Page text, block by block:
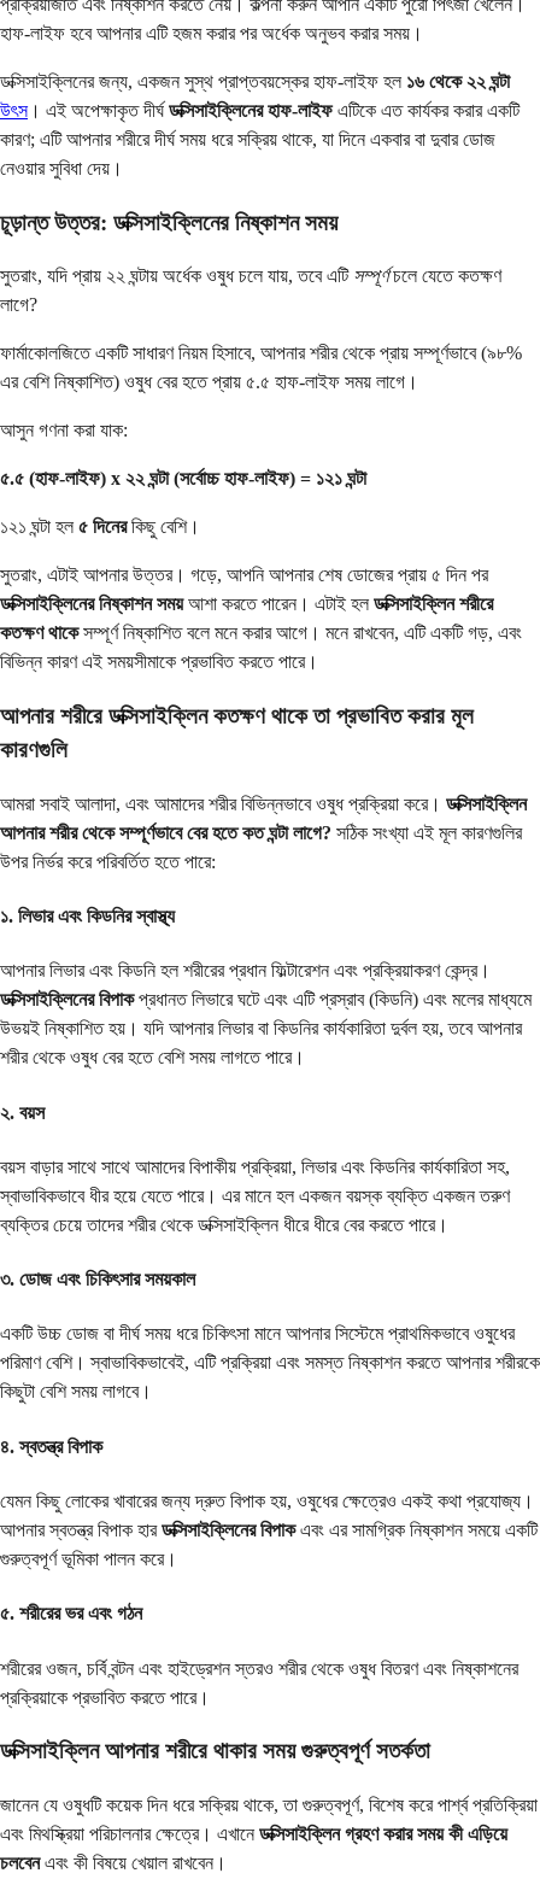
প্রক্রিয়াজাত এবং নিষ্কাশন করতে নেয়। কল্পনা করুন আপনি একটি পুরো পিৎজা খেলেন।
হাফ-লাইফ হবে আপনার এটি হজম করার পর অর্ধেক অনুভব করার সময়।
ডক্সিসাইক্লিনের জন্য, একজন সুস্থ প্রাপ্তবয়স্কের হাফ-লাইফ হল ১৬ থেকে ২২ ঘন্টা
উৎস। এই অপেক্ষাকৃত দীর্ঘ ডক্সিসাইক্লিনের হাফ-লাইফএটিকে এত কার্যকর করার একটি
কারণ; এটি আপনার শরীরে দীর্ঘ সময় ধরে সক্রিয় থাকে, যা দিনে একবার বা দুবার ডোজ
নেওয়ার সুবিধা দেয়।
চূড়ান্ত উত্তর: ডক্সিসাইক্লিনের নিষ্কাশন সময়
সুতরাং, যদি প্রায় ২২ ঘন্টায় অর্ধেক ওষুধ চলে যায়, তবে এটি সম্পূর্ণচলে যেতে কতক্ষণ
লাগে?
ফার্মাকোলজিতে একটি সাধারণ নিয়ম হিসাবে, আপনার শরীর থেকে প্রায় সম্পূর্ণভাবে (৯৮%
এর বেশি নিষ্কাশিত) ওষুধ বের হতে প্রায় ৫.৫ হাফ-লাইফ সময় লাগে।
আসুন গণনা করা যাক:
৫.৫ (হাফ-লাইফ) x ২২ ঘন্টা (সর্বোচ্চ হাফ-লাইফ) = ১২১ ঘন্টা
১২১ ঘন্টা হল ৫ দিনেরকিছু বেশি।
সুতরাং, এটাই আপনার উত্তর। গড়ে, আপনি আপনার শেষ ডোজের প্রায় ৫ দিন পর
ডক্সিসাইক্লিনের নিষ্কাশন সময়আশা করতে পারেন। এটাই হল ডক্সিসাইক্লিন শরীরে
কতক্ষণ থাকেসম্পূর্ণ নিষ্কাশিত বলে মনে করার আগে। মনে রাখবেন, এটি একটি গড়, এবং
বিভিন্ন কারণ এই সময়সীমাকে প্রভাবিত করতে পারে।
আপনার শরীরে ডক্সিসাইক্লিন কতক্ষণ থাকে তা প্রভাবিত করার মূল
কারণগুলি
আমরা সবাই আলাদা, এবং আমাদের শরীর বিভিন্নভাবে ওষুধ প্রক্রিয়া করে। ডক্সিসাইক্লিন
আপনার শরীর থেকে সম্পূর্ণভাবে বের হতে কত ঘন্টা লাগে? সঠিক সংখ্যা এই মূল কারণগুলির
উপর নির্ভর করে পরিবর্তিত হতে পারে:
১. লিভার এবং কিডনির স্বাস্থ্য
আপনার লিভার এবং কিডনি হল শরীরের প্রধান ফিল্টারেশন এবং প্রক্রিয়াকরণ কেন্দ্র।
ডক্সিসাইক্লিনের বিপাকপ্রধানত লিভারে ঘটে এবং এটি প্রস্রাব (কিডনি) এবং মলের মাধ্যমে
উভয়ই নিষ্কাশিত হয়। যদি আপনার লিভার বা কিডনির কার্যকারিতা দুর্বল হয়, তবে আপনার
শরীর থেকে ওষুধ বের হতে বেশি সময় লাগতে পারে।
২. বয়স
বয়স বাড়ার সাথে সাথে আমাদের বিপাকীয় প্রক্রিয়া, লিভার এবং কিডনির কার্যকারিতা সহ,
স্বাভাবিকভাবে ধীর হয়ে যেতে পারে। এর মানে হল একজন বয়স্ক ব্যক্তি একজন তরুণ
ব্যক্তির চেয়ে তাদের শরীর থেকে ডক্সিসাইক্লিন ধীরে ধীরে বের করতে পারে।
৩. ডোজ এবং চিকিৎসার সময়কাল
একটি উচ্চ ডোজ বা দীর্ঘ সময় ধরে চিকিৎসা মানে আপনার সিস্টেমে প্রাথমিকভাবে ওষুধের
পরিমাণ বেশি। স্বাভাবিকভাবেই, এটি প্রক্রিয়া এবং সমস্ত নিষ্কাশন করতে আপনার শরীরকে
কিছুটা বেশি সময় লাগবে।
৪. স্বতন্ত্র বিপাক
যেমন কিছু লোকের খাবারের জন্য দ্রুত বিপাক হয়, ওষুধের ক্ষেত্রেও একই কথা প্রযোজ্য।
আপনার স্বতন্ত্র বিপাক হারডক্সিসাইক্লিনের বিপাকএবং এর সামগ্রিক নিষ্কাশন সময়ে একটি
গুরুত্বপূর্ণ ভূমিকা পালন করে।
৫. শরীরের ভর এবং গঠন
শরীরের ওজন, চর্বি বন্টন এবং হাইড্রেশন স্তরও শরীর থেকে ওষুধ বিতরণ এবং নিষ্কাশনের
প্রক্রিয়াকে প্রভাবিত করতে পারে।
ডক্সিসাইক্লিন আপনার শরীরে থাকার সময় গুরুত্বপূর্ণ সতর্কতা
জানেন যে ওষুধটি কয়েক দিন ধরে সক্রিয় থাকে, তা গুরুত্বপূর্ণ, বিশেষ করে পার্শ্ব প্রতিক্রিয়া
এবং মিথস্ক্রিয়া পরিচালনার ক্ষেত্রে। এখানে ডক্সিসাইক্লিন গ্রহণ করার সময় কী এড়িয়ে
চলবেনএবং কী বিষয়ে খেয়াল রাখবেন।